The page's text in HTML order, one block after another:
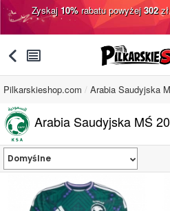
Zyskaj10%rabatu powyżej302
󰅯 󰂩
Pilkarskieshop.com Arabia Saudyjska
Arabia Saudyjska MŚ